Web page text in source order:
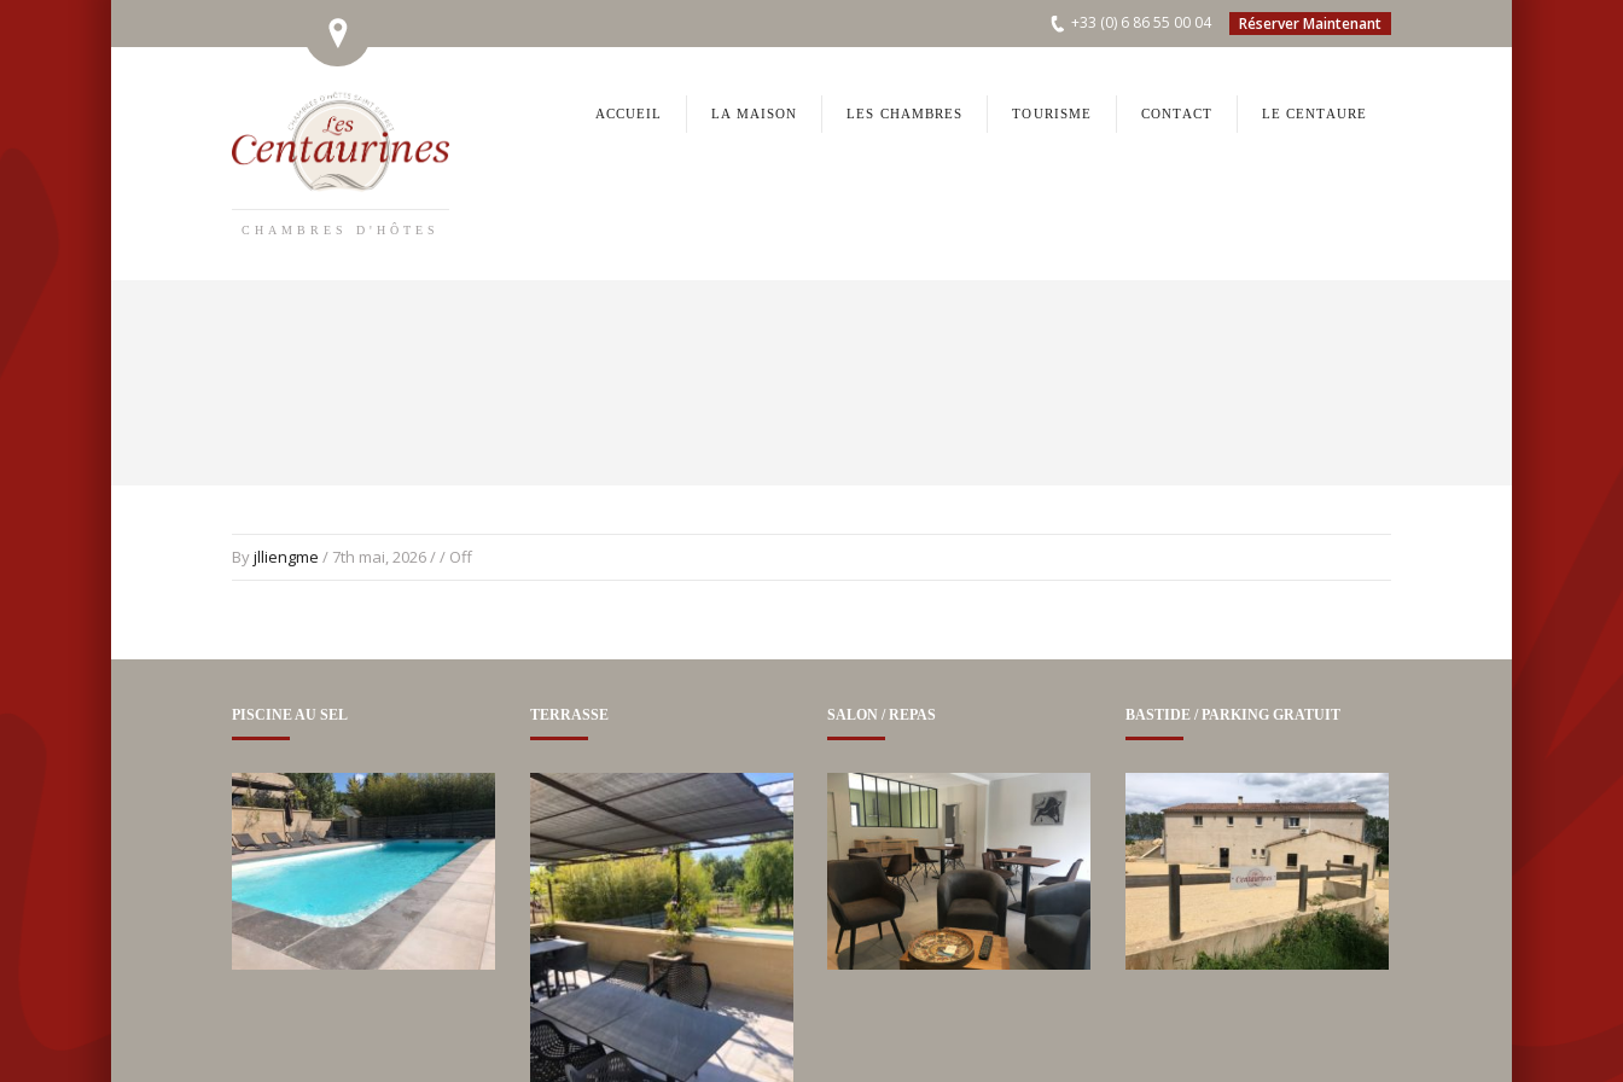
Réserver Maintenant
+33 (0) 6 86 55 00 04
CHAMBRES D'HÔTES
ACCUEIL LA MAISON LES CHAMBRES TOURISME CONTACT LE CENTAURE
Byjlliengme / 7th mai, 2026 / / Off
PISCINE AU SEL TERRASSE SALON / REPAS BASTIDE / PARKING GRATUIT